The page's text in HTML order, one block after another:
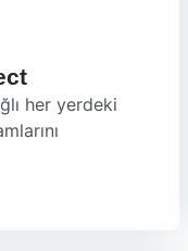
her yerdeki